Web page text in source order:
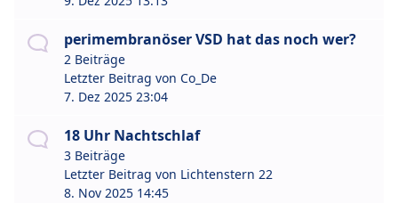
perimembranöser VSD hat das noch wer?
2 Beiträge
Letzter Beitrag von Co_De
7. Dez 2025 23:04
18 Uhr Nachtschlaf
3 Beiträge
Letzter Beitrag von Lichtenstern 22
8. Nov 2025 14:45